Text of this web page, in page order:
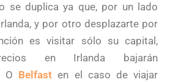
se duplica ya que, por un lado
y por otro desplazarte por
es visitar sólo su capital,
en Irlanda bajarán
O Belfast en el caso de viajar